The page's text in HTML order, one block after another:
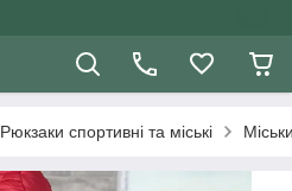
Рюкзаки спортивні та міські